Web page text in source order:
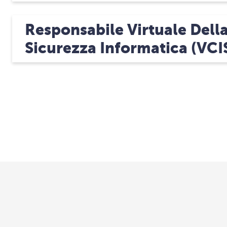
Responsabile Virtuale
Sicurezza Informatica